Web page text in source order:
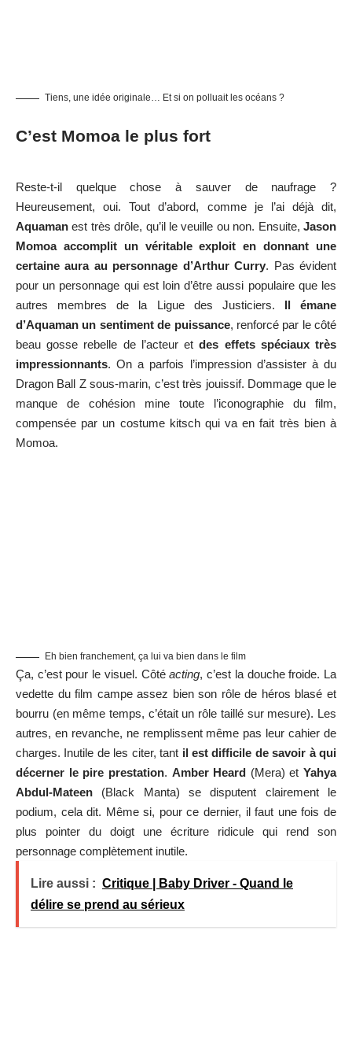
Tiens, une idée originale… Et si on polluait les océans ?
C’est Momoa le plus fort
Reste-t-il quelque chose à sauver de naufrage ?
Heureusement, oui. Tout d’abord, comme je l’ai déjà dit,
Aquaman est très drôle, qu’il le veuille ou non. Ensuite, Jason
Momoa accomplit un véritable exploit en donnant une
certaine aura au personnage d’Arthur Curry. Pas évident
pour un personnage qui est loin d’être aussi populaire que les
autres membres de la Ligue des Justiciers. Il émane
d’Aquaman un sentiment de puissance, renforcé par le côté
beau gosse rebelle de l’acteur etdes effets spéciaux très
impressionnants. On a parfois l’impression d’assister à du
Dragon Ball Z sous-marin, c’est très jouissif. Dommage que le
manque de cohésion mine toute l’iconographie du film,
compensée par un costume kitsch qui va en fait très bien à
Momoa.
Eh bien franchement, ça lui va bien dans le film
Ça, c’est pour le visuel. Côtéacting, c’est la douche froide. La
vedette du film campe assez bien son rôle de héros blasé et
bourru (en même temps, c’était un rôle taillé sur mesure). Les
autres, en revanche, ne remplissent même pas leur cahier de
charges. Inutile de les citer, tant il est difficile de savoir à qui
décerner le pire prestation. Amber Heard (Mera) et Yahya
Abdul-Mateen (Black Manta) se disputent clairement le
podium, cela dit. Même si, pour ce dernier, il faut une fois de
plus pointer du doigt une écriture ridicule qui rend son
personnage complètement inutile.
Lire aussi : Critique | Baby Driver - Quand le
délire se prend au sérieux